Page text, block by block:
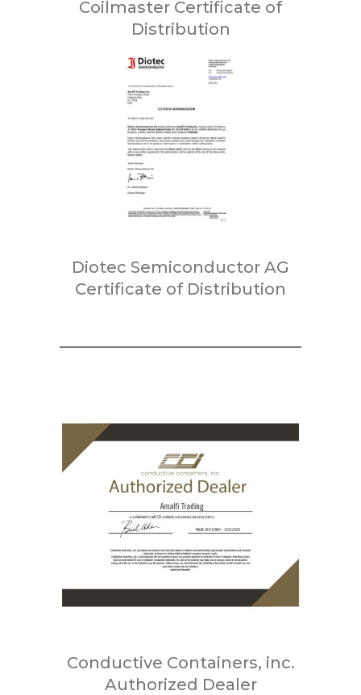
Coilmaster Certificate of
Distribution
Diotec Semiconductor AG
Certificate of Distribution
Conductive Containers, inc.
Authorized Dealer